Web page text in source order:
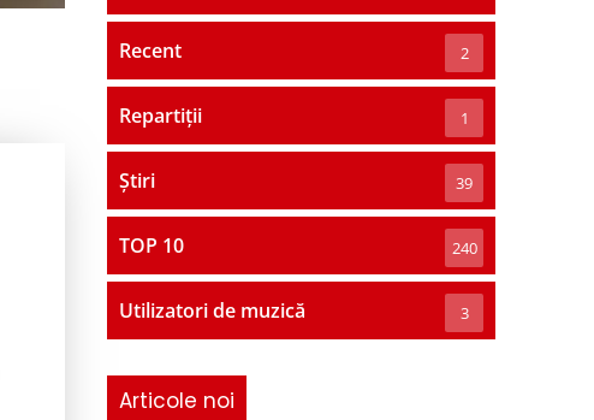
Recent 2
Repartiții 1
Știri 39
TOP 10 240
Utilizatori de muzică 3
Articole noi